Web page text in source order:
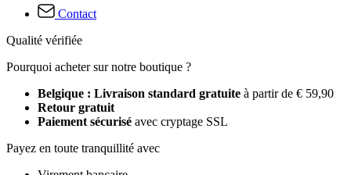
Contact
Qualité vérifiée
Pourquoi acheter sur notre boutique ?
Belgique : Livraison standard gratuite à partir de € 59,90
Retour gratuit
Paiement sécurisé avec cryptage SSL
Payez en toute tranquillité avec